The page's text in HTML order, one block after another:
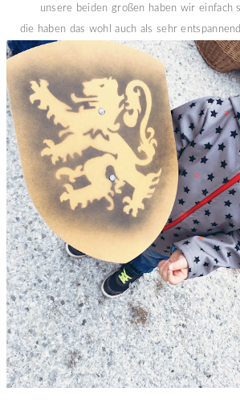
unsere beiden großen haben wir einfach
die haben das wohl auch als sehr